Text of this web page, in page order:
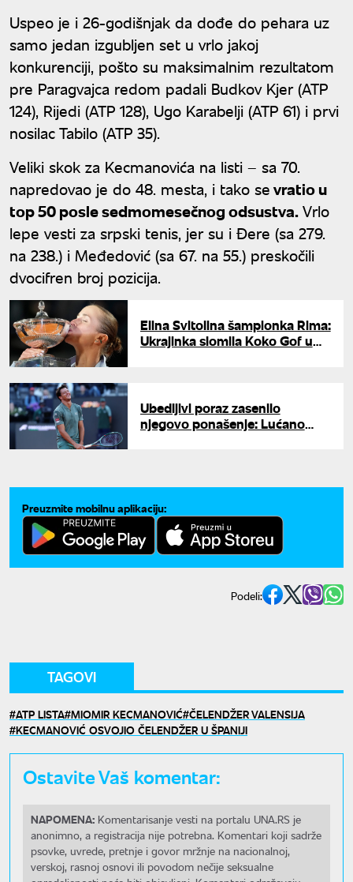
Uspeo je i 26-godišnjak da dođe do pehara uz
samo jedan izgubljen set u vrlo jakoj
konkurenciji, pošto su maksimalnim rezultatom
pre Paragvajca redom padali Budkov Kjer (ATP
124), Rijedi (ATP 128), Ugo Karabelji (ATP 61) i prvi
nosilac Tabilo (ATP 35).
Veliki skok za Kecmanovića na listi – sa 70.
napredovao je do 48. mesta, i tako sevratio u
top 50 posle sedmomesečnog odsustva.Vrlo
lepe vesti za srpski tenis, jer su i Đere (sa 279.
na 238.) i Međedović (sa 67. na 55.) preskočili
dvocifren broj pozicija.
Elina Svitolina šampionka Rima:
Ukrajinka slomila Koko Gof u
Ubedljivi poraz zasenilo
njegovo ponašenje: Lućano
Preuzmite mobilnu aplikaciju:
Podeli:
TAGOVI
ATP LISTA MIOMIR KECMANOVIĆ ČELENDŽER VALENSIJA
KECMANOVIĆ OSVOJIO ČELENDŽER U ŠPANIJI
Ostavite Vaš komentar:
NAPOMENA: Komentarisanje vesti na portalu UNA.RS je
anonimno, a registracija nije potrebna. Komentari koji sadrže
psovke, uvrede, pretnje i govor mržnje na nacionalnoj,
verskoj, rasnoj osnovi ili povodom nečije seksualne